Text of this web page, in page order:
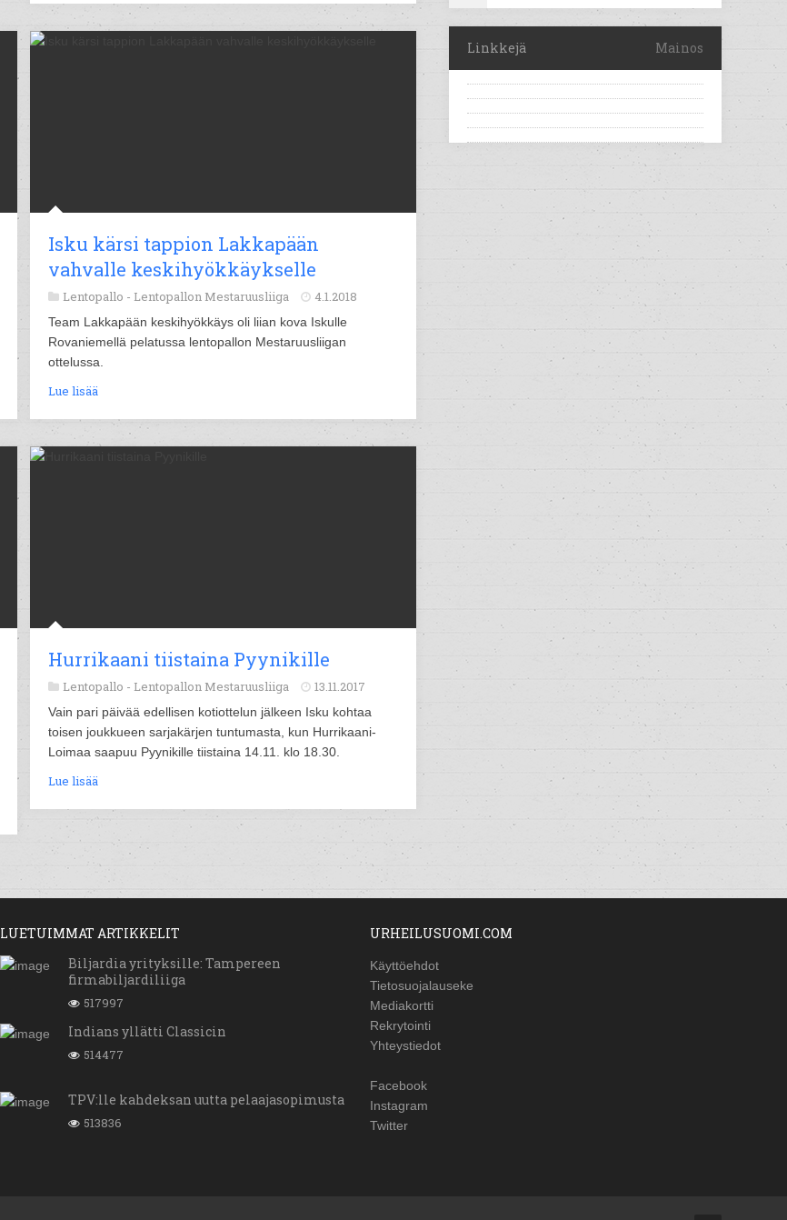
Isku kärsi tappion Lakkapään
vahvalle keskihyökkäykselle
Lentopallo - Lentopallon Mestaruusliiga 4.1.2018
Team Lakkapään keskihyökkäys oli liian kova Iskulle
Rovaniemellä pelatussa lentopallon Mestaruusliigan
ottelussa.
Lue lisää
Hurrikaani tiistaina Pyynikille
Lentopallo - Lentopallon Mestaruusliiga 13.11.2017
Vain pari päivää edellisen kotiottelun jälkeen Isku kohtaa
toisen joukkueen sarjakärjen tuntumasta, kun Hurrikaani-
Loimaa saapuu Pyynikille tiistaina 14.11. klo 18.30.
Lue lisää
Linkkejä Mainos
LUETUIMMAT ARTIKKELIT
Biljardia yrityksille: Tampereen
firmabiljardiliiga
517997
Indians yllätti Classicin
514477
TPV:lle kahdeksan uutta pelaajasopimusta
513836
URHEILUSUOMI.COM
Käyttöehdot
Tietosuojalauseke
Mediakortti
Rekrytointi
Yhteystiedot
Facebook
Instagram
Twitter